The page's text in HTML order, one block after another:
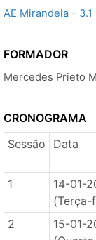
AE Mirandela -
FORMADOR
Mercedes Prieto
CRONOGRAMA
Sessão
Data
1
14-01-
(Terça-
2
15-01-